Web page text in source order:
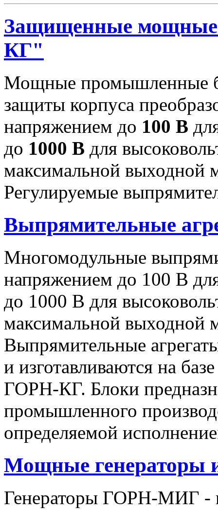
Защищенные
КГ"
Мощные промышленные
защиты корпуса
напряжением до 100 В
до 1000 В для
максимальной
Регулируемые
Выпрямительные
Многомодульные
напряжением до 100 В
до 1000 В для
максимальной
Выпрямительные
и изготавливаются на
ГОРН-КГ. Блоки
промышленного
определяемой
Мощные
Генераторы ГОРН-МИГ -